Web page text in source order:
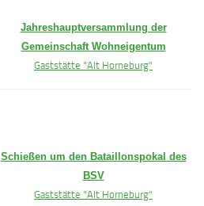
Jahreshauptversammlung der
Gemeinschaft Wohneigentum
Gaststätte "Alt Horneburg"
Schießen um den Bataillonspokal des
BSV
Gaststätte "Alt Horneburg"